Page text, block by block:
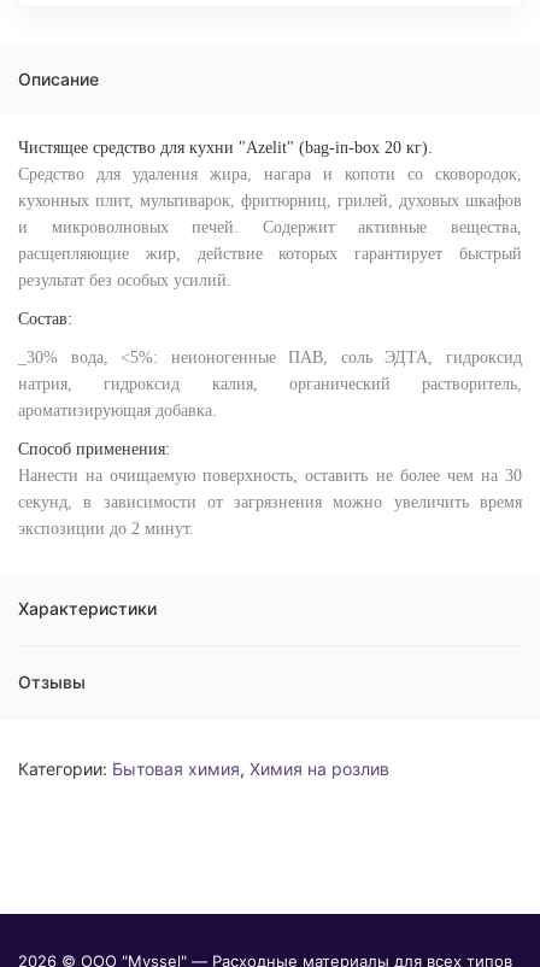
Описание
Чистящее средство для кухни "Azelit" (bag-in-box 20 кг).
Средство для удаления жира, нагара и копоти со сковородок,
кухонных плит, мультиварок, фритюрниц, грилей, духовых шкафов
и микроволновых печей. Содержит активные вещества,
расщепляющие жир, действие которых гарантирует быстрый
результат без особых усилий.
Состав:
_30% вода, <5%: неионогенные ПАВ, соль ЭДТА, гидроксид
натрия, гидроксид калия, органический растворитель,
ароматизирующая добавка.
Способ применения:
Нанести на очищаемую поверхность, оставить не более чем на 30
секунд, в зависимости от загрязнения можно увеличить время
экспозиции до 2 минут.
Характеристики
Отзывы
Категории: Бытовая химия, Химия на розлив
2026 © ООО "Myssel" — Расходные материалы для всех типов